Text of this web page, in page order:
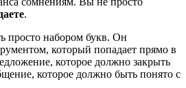
.
просто набором букв. Он
который попадает прямо в
которое должно закрыть
которое должно быть понято с